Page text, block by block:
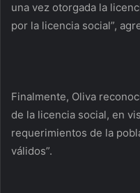
una vez otorgada la
por la licencia social”,
Finalmente, Oliva
de la licencia social, en
requerimientos de la
válidos”.